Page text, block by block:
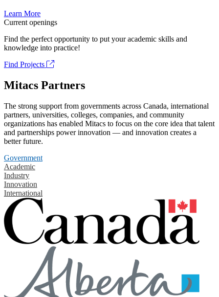
Learn More
Current openings
Find the perfect opportunity to put your academic skills and
knowledge into practice!
Find Projects
Mitacs Partners
The strong support from governments across Canada, international
partners, universities, colleges, companies, and community
organizations has enabled Mitacs to focus on the core idea that talent
and partnerships power innovation — and innovation creates a
better future.
Government
Academic
Industry
Innovation
International